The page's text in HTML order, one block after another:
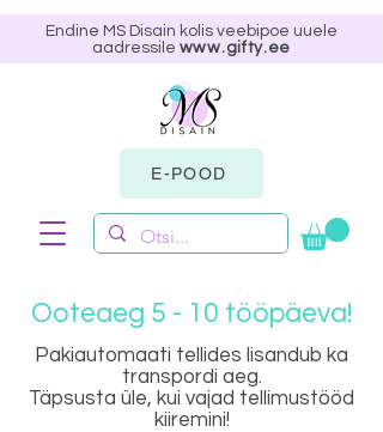
Endine MS Disain kolis veebipoe uuele
aadressile www.gifty.ee
E-POOD
Ooteaeg 5 - 10 tööpäeva!
Pakiautomaati tellides lisandub ka
transpordi aeg.
Täpsusta üle, kui vajad tellimustööd
kiiremini!